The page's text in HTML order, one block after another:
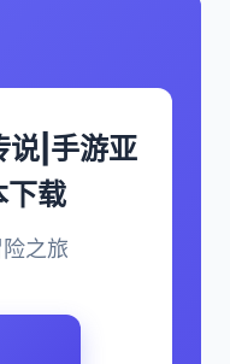
说|手游亚
下载
之旅